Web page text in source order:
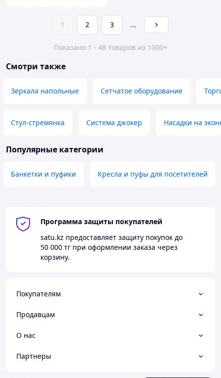
1 2 3 ...
Показано 1 - 48 товаров из 1000+
Смотри также
Зеркала напольные Сетчатое оборудование
Стул-стремянка Система джокер Насадки на
Популярные категории
Банкетки и пуфики Кресла и пуфы для посетителей
Программа защиты покупателей
satu.kz предоставляет защиту покупок до
50 000 тг при оформлении заказа через
корзину.
Покупателям
Продавцам
О нас
Партнеры